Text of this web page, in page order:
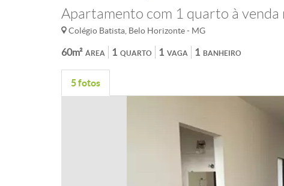
Apartamento com 1 quarto à
Colégio Batista, Belo Horizonte - MG
ÁREA
60m² QUARTO
1 VAGA
1 BANHEIRO
1
5 fotos